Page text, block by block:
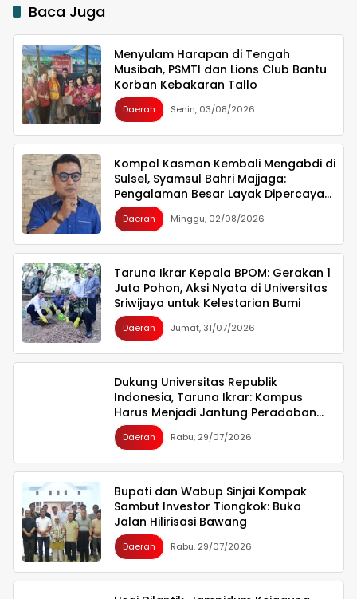
Baca Juga
Menyulam Harapan di Tengah
Musibah, PSMTI dan Lions Club Bantu
Korban Kebakaran Tallo
Daerah Senin, 03/08/2026
Kompol Kasman Kembali Mengabdi di
Sulsel, Syamsul Bahri Majjaga:
Pengalaman Besar Layak Dipercaya
Memimpin
Daerah Minggu, 02/08/2026
Taruna Ikrar Kepala BPOM: Gerakan 1
Juta Pohon, Aksi Nyata di Universitas
Sriwijaya untuk Kelestarian Bumi
Daerah Jumat, 31/07/2026
Dukung Universitas Republik
Indonesia, Taruna Ikrar: Kampus
Harus Menjadi Jantung Peradaban
seperti Jepang dan China Wujudkan
Indonesia Emas 2045
Daerah Rabu, 29/07/2026
Bupati dan Wabup Sinjai Kompak
Sambut Investor Tiongkok: Buka
Jalan Hilirisasi Bawang
Daerah Rabu, 29/07/2026